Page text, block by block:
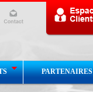
PARTENAIRES